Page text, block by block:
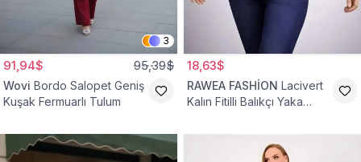
3
91,94$ 95,39$
Wovi Bordo Salopet Geniş
Kuşak Fermuarlı Tulum
18,63$
RAWEA FASHİON Lacivert
Kalın Fitilli Balıkçı Yaka